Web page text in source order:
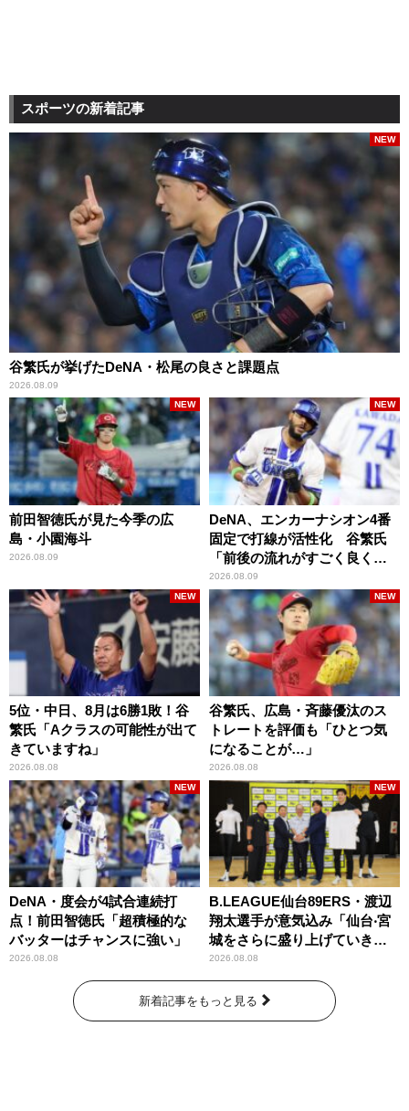
スポーツの新着記事
谷繁氏が挙げたDeNA・松尾の良さと課題点
2026.08.09
NEW
前田智徳氏が見た今季の広
島・小園海斗
2026.08.09
NEW
DeNA、エンカーナシオン4番
固定で打線が活性化 谷繁氏
「前後の流れがすごく良くな
りましたね」
2026.08.09
NEW
5位・中日、8月は6勝1敗！谷
繁氏「Aクラスの可能性が出て
きていますね」
2026.08.08
NEW
谷繁氏、広島・斉藤優汰のス
トレートを評価も「ひとつ気
になることが…」
2026.08.08
NEW
DeNA・度会が4試合連続打
点！前田智徳氏「超積極的な
バッターはチャンスに強い」
2026.08.08
NEW
B.LEAGUE仙台89ERS・渡辺
翔太選手が意気込み「仙台‧宮
城をさらに盛り上げていきた
いです」
2026.08.08
NEW
新着記事をもっと見る